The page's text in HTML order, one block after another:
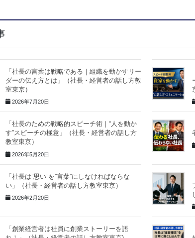
「社長の言葉は戦略である｜組織を動かすリー
ダーの伝え方とは」（社長・経営者の話し方教
室東京）
2026年7月20日
「社長のための戦略的スピーチ術｜“人を動か
す”スピーチの極意」（社長・経営者の話し方
教室東京）
2026年5月20日
「社長は”思い”を”言葉”にしなければならな
い」（社長・経営者の話し方教室東京）
2026年2月20日
「創業経営者は社員に創業ストーリーを語